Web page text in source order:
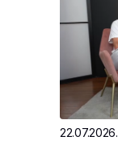
22.07.2026.